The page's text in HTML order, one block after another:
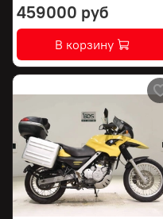
459000 руб
В корзину